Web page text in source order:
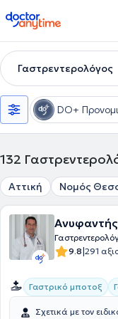
doctoranytime
Γαστρεντερολόγος
DO+
132
Αττική Νομός
9.8|291
Γαστρικό μποτοξ
Σχετικά με τον